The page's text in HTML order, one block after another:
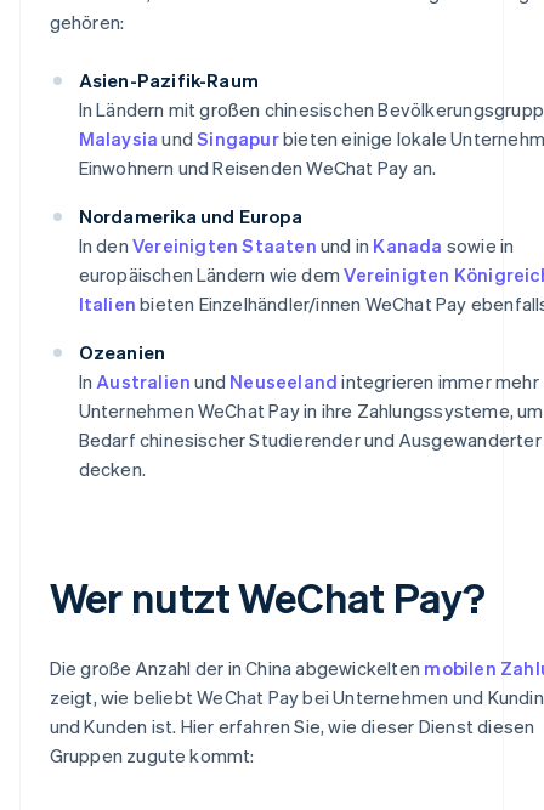
gehören:
Asien-Pazifik-Raum
In Ländern mit großen chinesischen
Malaysia undSingapurbieten einige lokale
Einwohnern und Reisenden WeChat Pay an.
Nordamerika und Europa
In den Vereinigten Staaten und in Kanada sowie in
europäischen Ländern wie demVereinigten
Italien bieten Einzelhändler/innen WeChat Pay
Ozeanien
In Australien und Neuseeland integrieren immer mehr
Unternehmen WeChat Pay in ihre Zahlungssysteme,
Bedarf chinesischer Studierender und Ausgewanderter
decken.
Wer nutzt WeChat Pay?
Die große Anzahl der in China abgewickelten mobilen
zeigt, wie beliebt WeChat Pay bei Unternehmen und
und Kunden ist. Hier erfahren Sie, wie dieser Dienst diesen
Gruppen zugute kommt: